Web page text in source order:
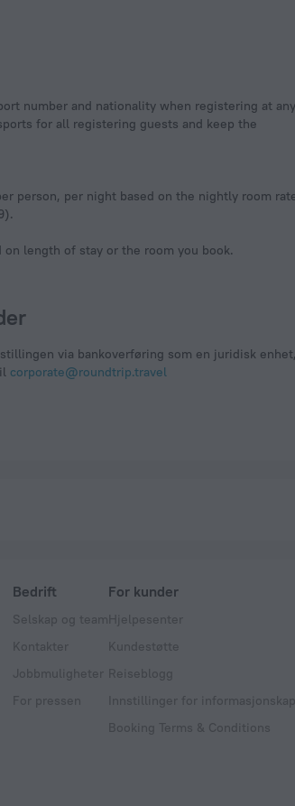
number and nationality when registering at any
for all registering guests and keep the
person, per night based on the nightly room
length of stay or the room you book.
via bankoverføring som en juridisk enhet,
corporate@roundtrip.travel
Bedrift
Selskap og team
Kontakter
Jobbmuligheter
For pressen
For kunder
Hjelpesenter
Kundestøtte
Reiseblogg
Innstillinger for
Booking Terms & Conditions